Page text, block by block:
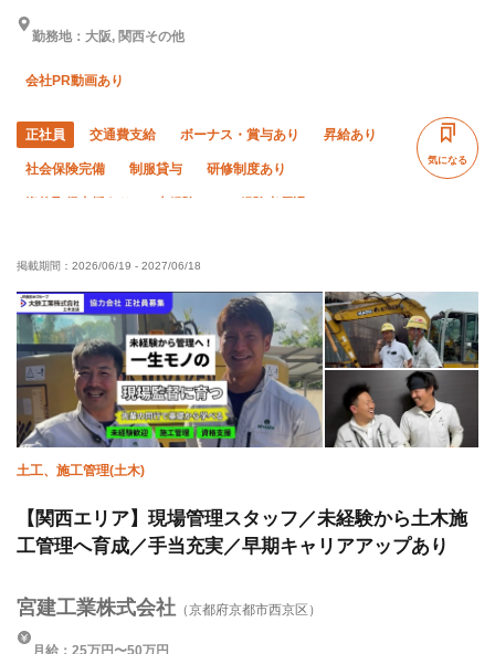
勤務地：大阪, 関西その他
会社PR動画あり
正社員 交通費支給 ボーナス・賞与あり 昇給あり
社会保険完備 制服貸与 研修制度あり
夜勤あり 直帰・直行OK
車・バイク通勤OK
気になる
掲載期間： 2026/06/19 - 2027/06/18
土工、施工管理(土木)
【関西エリア】現場管理スタッフ／未経験から土木施
工管理へ育成／手当充実／早期キャリアアップあり
宮建工業株式会社 （京都府京都市西京区）
月給：25万円〜50万円